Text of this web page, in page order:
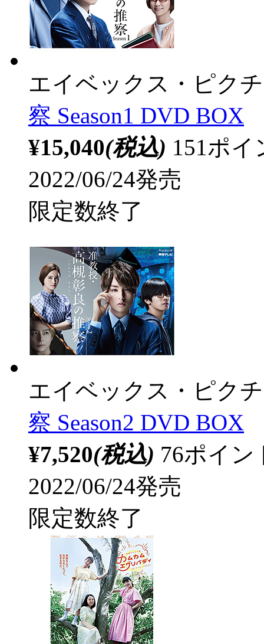
エイベックス・ピク
察 Season1 DVD BOX
¥15,040(税込) 151ポ
2022/06/24発売
限定数終了
エイベックス・ピク
察 Season2 DVD BOX
¥7,520(税込) 76ポイ
2022/06/24発売
限定数終了